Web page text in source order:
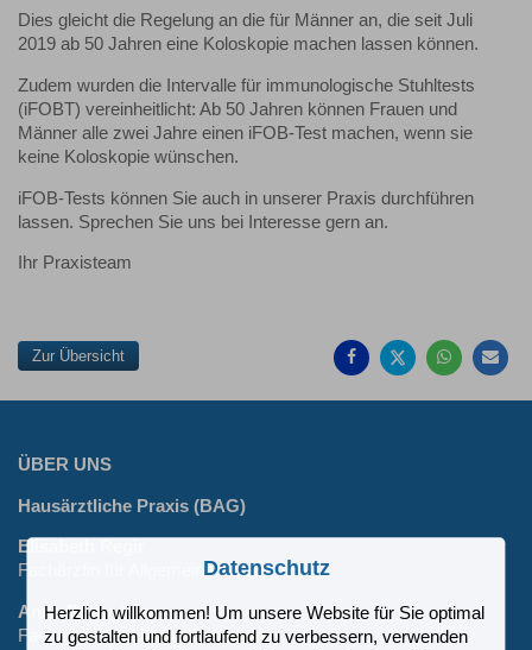
Dies gleicht die Regelung an die für Männer an, die seit Juli
2019 ab 50 Jahren eine Koloskopie machen lassen können.
Zudem wurden die Intervalle für immunologische Stuhltests
(iFOBT) vereinheitlicht: Ab 50 Jahren können Frauen und
Männer alle zwei Jahre einen iFOB-Test machen, wenn sie
keine Koloskopie wünschen.
iFOB-Tests können Sie auch in unserer Praxis durchführen
lassen. Sprechen Sie uns bei Interesse gern an.
Ihr Praxisteam
Zur Übersicht
teilen
teilen
teilen
ÜBER UNS
Hausärztliche Praxis (BAG)
Elisabeth Regir
Fachärztin für Allgemeinmedizin
Anna Popovidis
Fachärztin für Allgemeinmedizin
Datenschutz
Herzlich willkommen! Um unsere Website für Sie optimal
zu gestalten und fortlaufend zu verbessern, verwenden